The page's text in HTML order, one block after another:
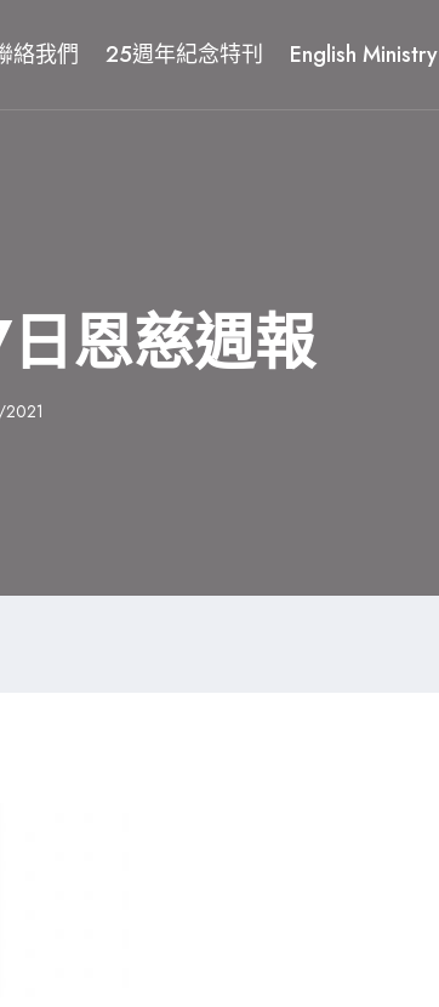
絡我們 25週年紀念特刊 English Ministry
恩慈週報